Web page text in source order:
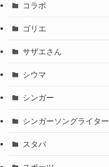
コラボ
ゴリエ
サザエさん
シウマ
シンガー
シンガーソングライター
スタバ